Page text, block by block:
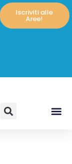
Iscriviti alle
Aree!